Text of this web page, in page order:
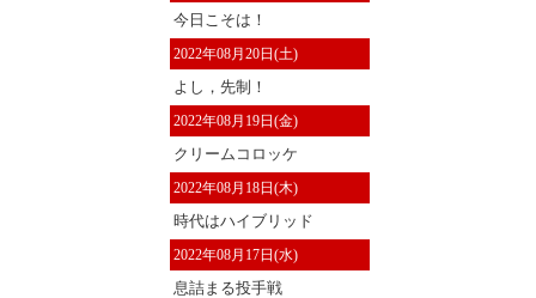
今日こそは！
2022年08月20日(土)
よし，先制！
2022年08月19日(金)
クリームコロッケ
2022年08月18日(木)
時代はハイブリッド
2022年08月17日(水)
息詰まる投手戦